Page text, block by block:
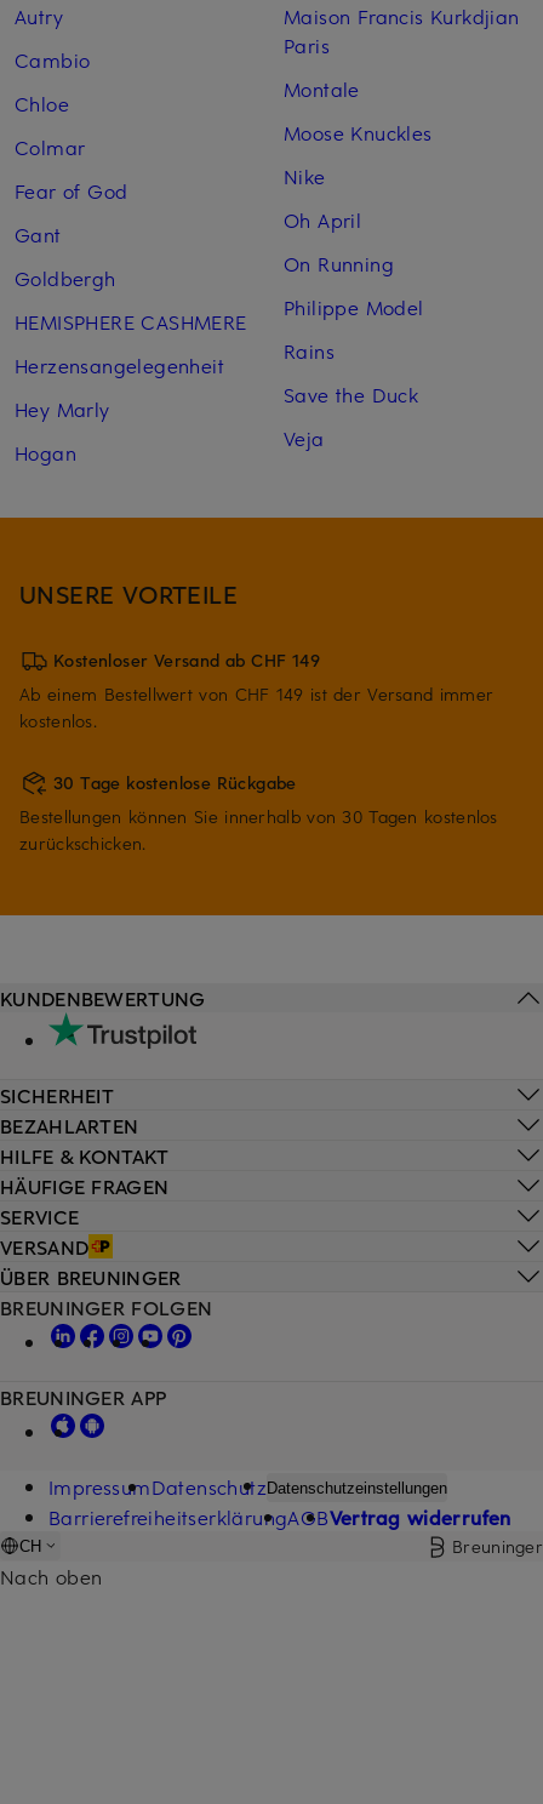
Autry
Cambio
Chloe
Colmar
Fear of God
Gant
Goldbergh
HEMISPHERE CASHMERE
Herzensangelegenheit
Hey Marly
Hogan
Maison Francis Kurkdjian
Paris
Montale
Moose Knuckles
Nike
Oh April
On Running
Philippe Model
Rains
Save the Duck
Veja
UNSERE VORTEILE
Kostenloser Versand ab CHF 149
Ab einem Bestellwert von CHF 149 ist der Versand immer
kostenlos.
30 Tage kostenlose Rückgabe
Bestellungen können Sie innerhalb von 30 Tagen kostenlos
zurückschicken.
HILFE & KONTAKT
HÄUFIGE FRAGEN
SERVICE
VERSAND
KUNDENBEWERTUNG
SICHERHEIT
BEZAHLARTEN
ÜBER BREUNINGER
BREUNINGER FOLGEN
BREUNINGER APP
ImpressumDatenschutzDatenschutzeinstellungen
BarrierefreiheitserklärungAGBVertrag widerrufen
CH Breuninger
Nach oben